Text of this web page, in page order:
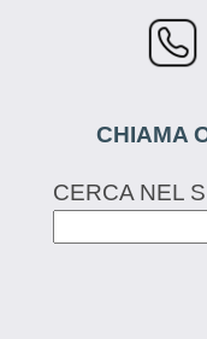
CHIAMA
CERCA NEL